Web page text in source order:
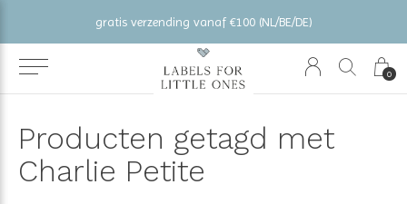
0
gratis verzending vanaf €100 (NL/BE/DE)
Producten getagd met
Charlie Petite